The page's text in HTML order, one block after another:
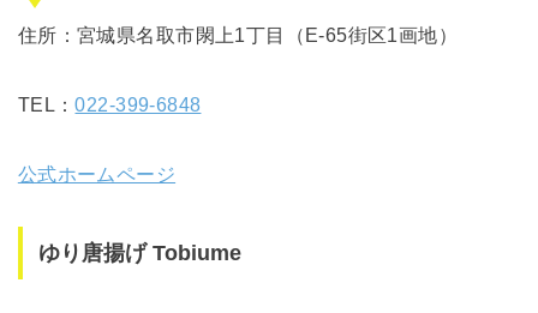
住所：宮城県名取市閖上1丁目（E-65街区1画地）
TEL：022-399-6848
公式ホームページ
ゆり唐揚げ Tobiume